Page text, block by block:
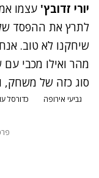
יורי זדובץ' עצמו
לתרץ את ההפסד
שיחקנו לא טוב.
מהר ואילו מכבי
סוג כזה של משחק,
גביעי אירופה כדורסל